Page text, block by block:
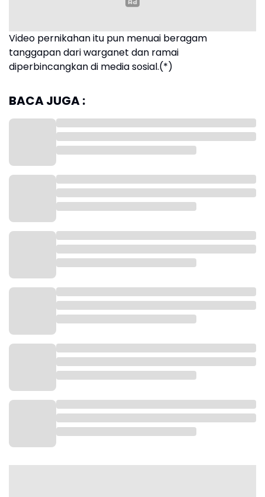
Video pernikahan itu pun menuai beragam
tanggapan dari warganet dan ramai
diperbincangkan di media sosial.(*)
BACA JUGA :